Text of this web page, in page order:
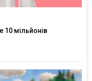
10 мільйонів